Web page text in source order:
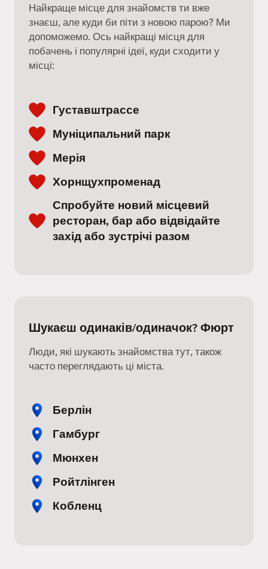
Найкраще місце для знайомств ти вже
знаєш, але куди би піти з новою парою? Ми
допоможемо. Ось найкращі місця для
побачень і популярні ідеї, куди сходити у
місці:
Густавштрассе
Муніципальний парк
Мерія
Хорнщухпроменад
Спробуйте новий місцевий
ресторан, бар або відвідайте
захід або зустрічі разом
Шукаєш одинаків/одиначок? Фюрт
Люди, які шукають знайомства тут, також
часто переглядають ці міста.
Берлін
Гамбург
Мюнхен
Ройтлінген
Кобленц